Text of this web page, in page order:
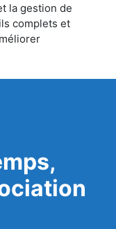
la gestion de
complets et